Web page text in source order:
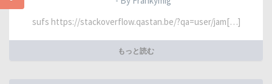
sufs https://stackoverflow.qastan.be/?qa=user/jam[…]
もっと読む